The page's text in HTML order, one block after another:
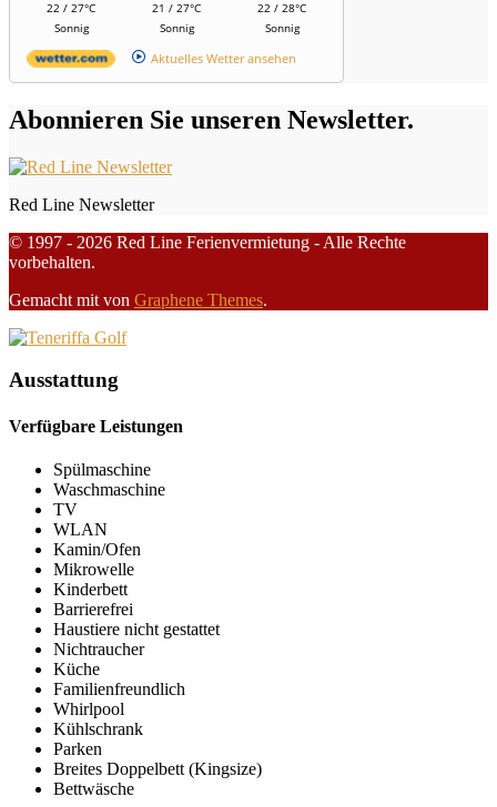
22 / 27°C
Sonnig
21 / 27°C
Sonnig
22 / 28°C
Sonnig
Aktuelles Wetter ansehen
Abonnieren Sie unseren Newsletter.
Red Line Newsletter
© 1997 - 2026 Red Line Ferienvermietung - Alle Rechte
vorbehalten.
Gemacht mit von Graphene Themes.
Ausstattung
Verfügbare Leistungen
Spülmaschine
Waschmaschine
TV
WLAN
Kamin/Ofen
Mikrowelle
Kinderbett
Barrierefrei
Haustiere nicht gestattet
Nichtraucher
Küche
Familienfreundlich
Whirlpool
Kühlschrank
Parken
Breites Doppelbett (Kingsize)
Bettwäsche